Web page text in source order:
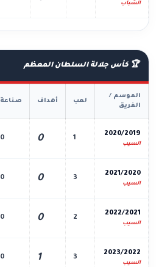
الشباب
🏆 كأس جلالة السلطان المعظم
الموسم /
الفريق
لعب أهداف صناعة
2020/2019
السيب
1
0
0
2021/2020
السيب
3
0
0
2022/2021
السيب
2
0
0
2023/2022
السيب
3
1
0